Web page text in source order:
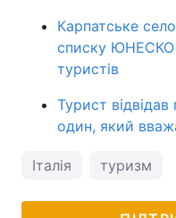
Карпатське
списку ЮНЕСКО
туристів
Турист
один, який
Італія туризм